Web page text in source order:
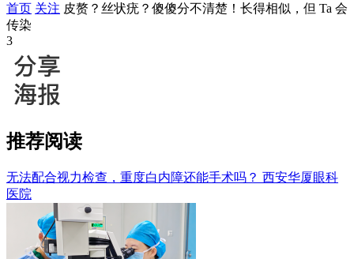
首页 关注 皮赘？丝状疣？傻傻分不清楚！长得相似，但 Ta 会
传染
3
推荐阅读
无法配合视力检查，重度白内障还能手术吗？ 西安华厦眼科
医院